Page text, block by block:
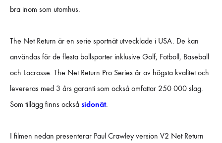
bra inom som utomhus.
The Net Return är en serie sportnät utvecklade i USA. De kan
användas för de flesta bollsporter inklusive Golf, Fotboll, Baseball
och Lacrosse. The Net Return Pro Series är av högsta kvalitet och
levereras med 3 års garanti som också omfattar 250 000 slag.
Som tillägg finns också sidonät.
I filmen nedan presenterar Paul Crawley version V2 Net Return